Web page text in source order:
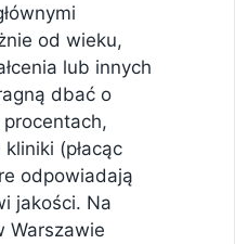
od wieku,
lub innych
dbać o
(płacąc
odpowiadają
jakości. Na
Warszawie